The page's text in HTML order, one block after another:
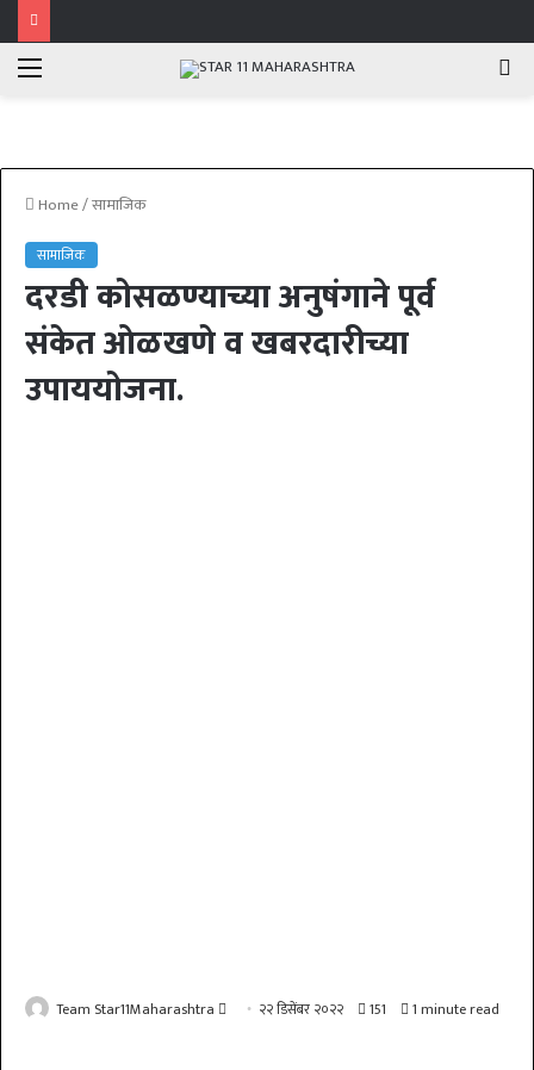
Menu
Home/सामाजिक
सामाजिक
दरडी कोसळण्याच्या अनुषंगाने पूर्व
संकेत ओळखणे व खबरदारीच्या
उपाययोजना.
Team Star11Maharashtra
Send २२ डिसेंबर २०२२ 151 1 minute read